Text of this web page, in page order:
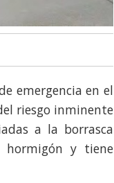
emergencia en el
riesgo inminente
a la borrasca
hormigón y tiene